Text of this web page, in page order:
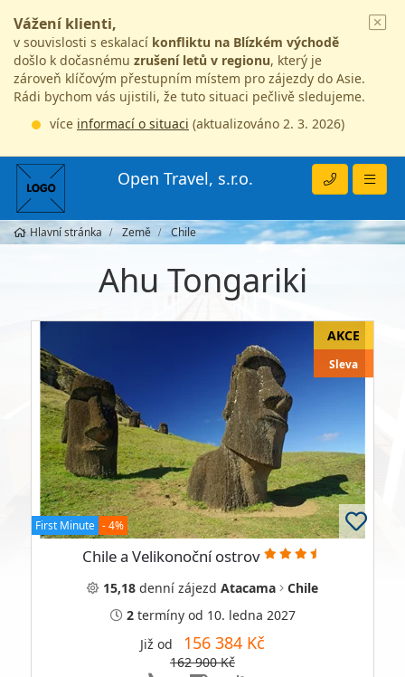
Vážení klienti,
v souvislosti s eskalací konfliktu na Blízkém východě
došlo k dočasnému zrušení letů v regionu, který je
zároveň klíčovým přestupním místem pro zájezdy do Asie.
Rádi bychom vás ujistili, že tuto situaci pečlivě sledujeme.
více informací o situaci (aktualizováno 2. 3. 2026)
Open Travel, s.r.o.
Hlavní stránka Země Chile
Ahu Tongariki
Sleva
First Minute - 4%
Chile a Velikonoční ostrov
15,18 denní zájezd Atacama
Chile
2termíny od 10. ledna 2027
Již od 156 384 Kč
162 900 Kč